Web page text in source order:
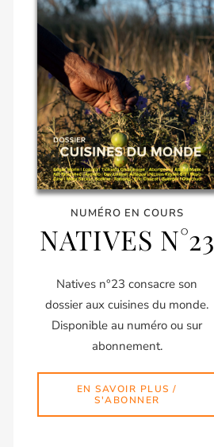
NUMÉRO EN COURS
NATIVES N°23
Natives n°23 consacre son
dossier aux cuisines du monde.
Disponible au numéro ou sur
abonnement.
EN SAVOIR PLUS /
S'ABONNER